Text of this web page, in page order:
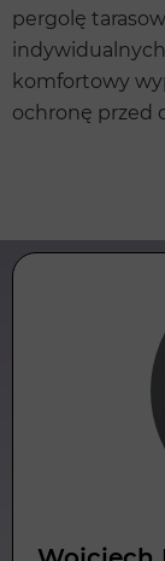
pergolę
komfortowy
ochronę przed